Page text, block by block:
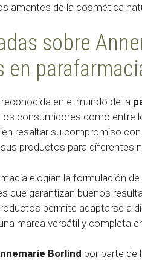
amantes de la cosmética
sobre
en el mundo de la
consumidores como entre
resaltar su compromiso
productos para diferentes
elogian la formulación de
que garantizan buenos
permite adaptarse a
marca versátil y completa
Borlind por parte de